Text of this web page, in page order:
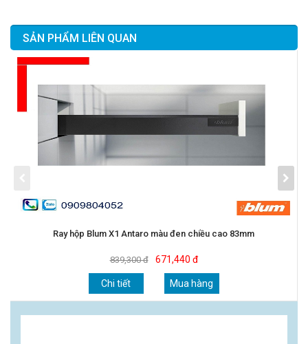
SẢN PHẨM LIÊN QUAN
Ray hộp Blum X1 Antaro màu đen chiều cao 83mm
839,300 đ 671,440 đ
Chi tiết Mua hàng